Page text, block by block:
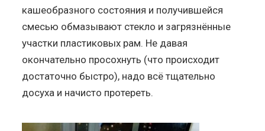
кашеобразного состояния и получившейся
смесью обмазывают стекло и загрязнённые
участки пластиковых рам. Не давая
окончательно просохнуть (что происходит
достаточно быстро), надо всё тщательно
досуха и начисто протереть.